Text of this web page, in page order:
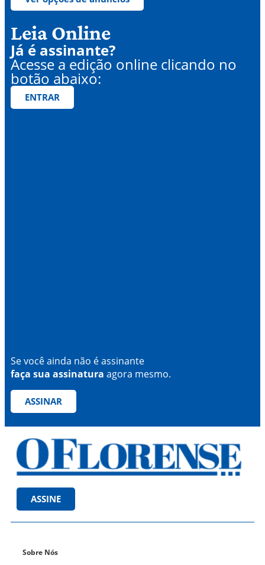
Leia Online
Já é assinante?
Acesse a edição online clicando no
botão abaixo:
ENTRAR
Se você ainda não é assinante
faça sua assinatura agora mesmo.
ASSINAR
ASSINE
Sobre Nós